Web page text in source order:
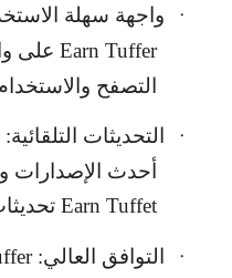
·
واجهة سهلة
Earn Tuffer على
التصفح
·
التحديثات
أحدث الإصدارات
Earn Tuffet
· التوافق العالي: